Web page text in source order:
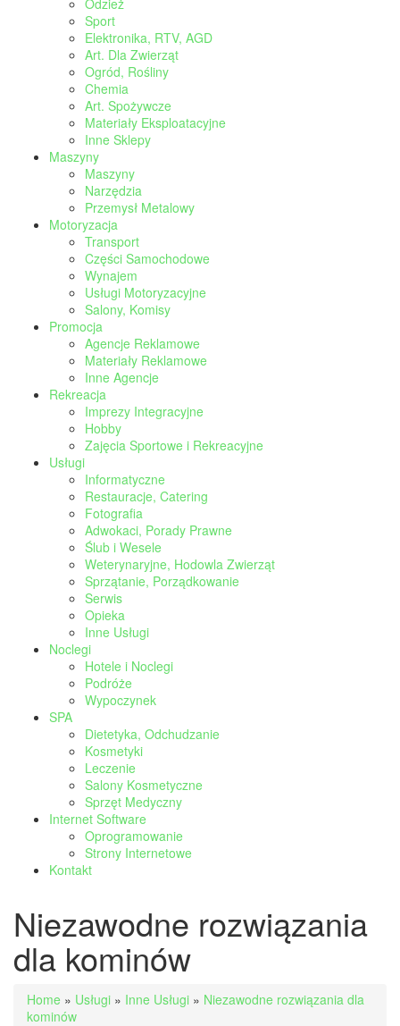
Odzież
Sport
Elektronika, RTV, AGD
Art. Dla Zwierząt
Ogród, Rośliny
Chemia
Art. Spożywcze
Materiały Eksploatacyjne
Inne Sklepy
Maszyny
Maszyny
Narzędzia
Przemysł Metalowy
Motoryzacja
Transport
Części Samochodowe
Wynajem
Usługi Motoryzacyjne
Salony, Komisy
Promocja
Agencje Reklamowe
Materiały Reklamowe
Inne Agencje
Rekreacja
Imprezy Integracyjne
Hobby
Zajęcia Sportowe i Rekreacyjne
Usługi
Informatyczne
Restauracje, Catering
Fotografia
Adwokaci, Porady Prawne
Ślub i Wesele
Weterynaryjne, Hodowla Zwierząt
Sprzątanie, Porządkowanie
Serwis
Opieka
Inne Usługi
Noclegi
Hotele i Noclegi
Podróże
Wypoczynek
SPA
Dietetyka, Odchudzanie
Kosmetyki
Leczenie
Salony Kosmetyczne
Sprzęt Medyczny
Internet Software
Oprogramowanie
Strony Internetowe
Kontakt
Niezawodne rozwiązania
dla kominów
Home » Usługi » Inne Usługi » Niezawodne rozwiązania dla
kominów